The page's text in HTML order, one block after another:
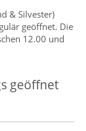
& Silvester)
geöffnet. Die
12.00 und
geöffnet